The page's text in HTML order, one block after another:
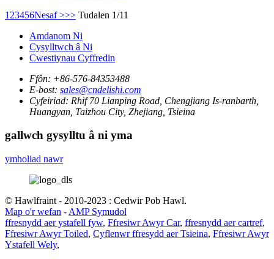
1 23456Nesaf >>> Tudalen 1/11
Amdanom Ni
Cysylltwch â Ni
Cwestiynau Cyffredin
Ffôn: +86-576-84353488
E-bost: sales@cndelishi.com
Cyfeiriad: Rhif 70 Lianping Road, Chengjiang Is-ranbarth,
Huangyan, Taizhou City, Zhejiang, Tsieina
gallwch gysylltu â ni yma
ymholiad nawr
© Hawlfraint - 2010-2023 : Cedwir Pob Hawl.
Map o'r wefan - AMP Symudol
ffresnydd aer ystafell fyw, Ffresiwr Awyr Car, ffresnydd aer cartref,
Ffresiwr Awyr Toiled, Cyflenwr ffresydd aer Tsieina, Ffresiwr Awyr
Ystafell Wely,